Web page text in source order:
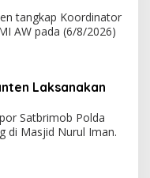
tangkap Koordinator
AW pada (6/8/2026)
Laksanakan
Satbrimob Polda
di Masjid Nurul Iman.